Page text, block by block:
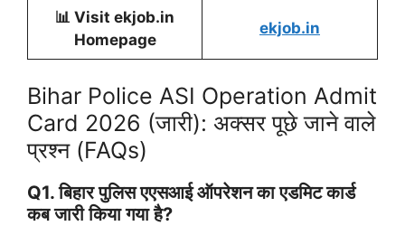
📊 Visit ekjob.in
Homepage
ekjob.in
Bihar Police ASI Operation Admit
Card 2026 (जारी): अक्सर पूछे जाने वाले
प्रश्न (FAQs)
Q1. बिहार पुलिस एएसआई ऑपरेशन का एडमिट कार्ड
कब जारी किया गया है?